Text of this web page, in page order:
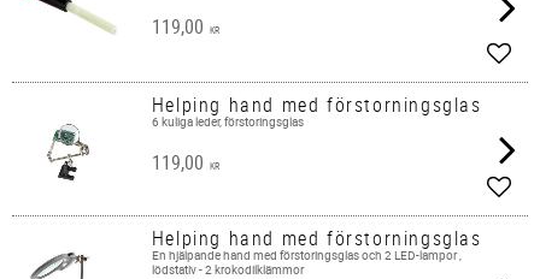
119,00 KR
Helping hand med förstorningsglas
6 kuliga leder, förstoringsglas
119,00 KR
Helping hand med förstorningsglas
En hjälpande hand med förstoringsglas och 2 LED-lampor ,
lödstativ - 2 krokodilklämmor